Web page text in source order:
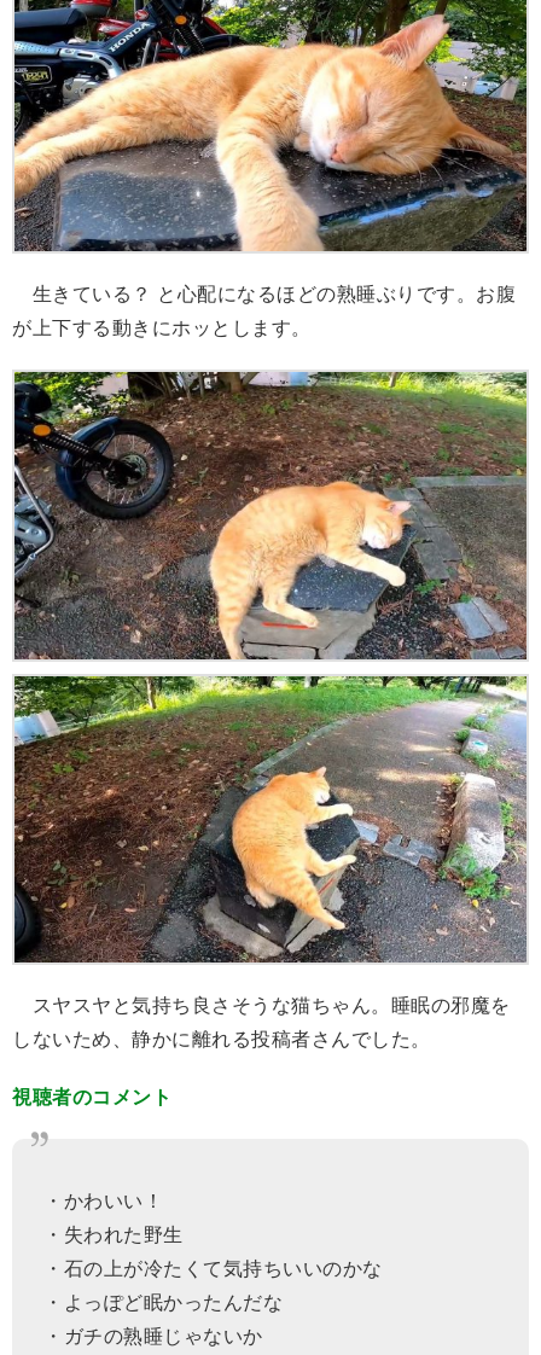
生きている？ と心配になるほどの熟睡ぶりです。お腹
が上下する動きにホッとします。
スヤスヤと気持ち良さそうな猫ちゃん。睡眠の邪魔を
しないため、静かに離れる投稿者さんでした。
視聴者のコメント
・かわいい！
・失われた野生
・石の上が冷たくて気持ちいいのかな
・よっぽど眠かったんだな
・ガチの熟睡じゃないか